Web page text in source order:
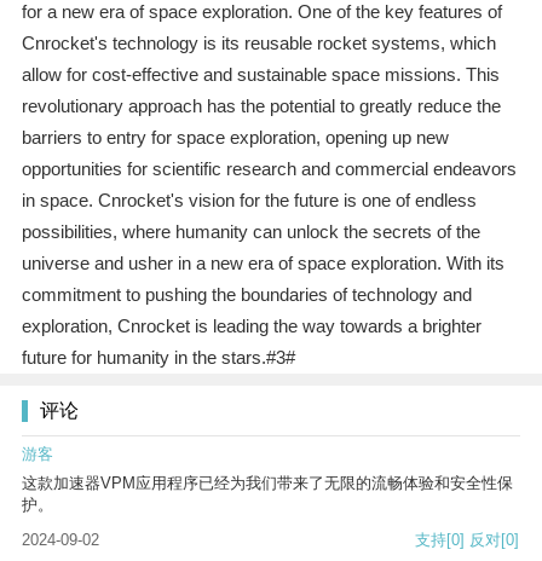
for a new era of space exploration. One of the key features of
Cnrocket's technology is its reusable rocket systems, which
allow for cost-effective and sustainable space missions. This
revolutionary approach has the potential to greatly reduce the
barriers to entry for space exploration, opening up new
opportunities for scientific research and commercial endeavors
in space. Cnrocket's vision for the future is one of endless
possibilities, where humanity can unlock the secrets of the
universe and usher in a new era of space exploration. With its
commitment to pushing the boundaries of technology and
exploration, Cnrocket is leading the way towards a brighter
future for humanity in the stars.#3#
评论
游客
这款加速器VPM应用程序已经为我们带来了无限的流畅体验和安全性保
护。
2024-09-02
支持[0] 反对[0]